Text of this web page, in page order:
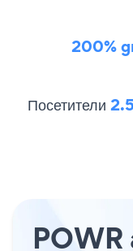
200%
Посетители